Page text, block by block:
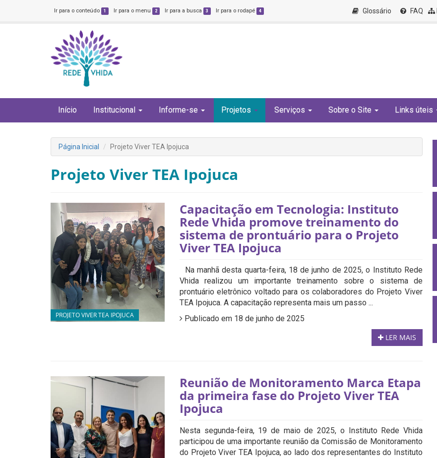
Ir para o conteúdo 1 Ir para o menu 2 Ir para a busca 3 Ir para o rodapé 4 Glossário FAQ
Início Institucional Informe-se Projetos Serviços Sobre o Site Links úteis
Página Inicial Projeto Viver TEA Ipojuca
Projeto Viver TEA Ipojuca
PROJETO VIVER TEA IPOJUCA
Capacitação em Tecnologia: Instituto
Rede Vhida promove treinamento do
sistema de prontuário para o Projeto
Viver TEA Ipojuca
Na manhã desta quarta-feira, 18 de junho de 2025, o Instituto Rede
Vhida realizou um importante treinamento sobre o sistema de
prontuário eletrônico voltado para os colaboradores do Projeto Viver
TEA Ipojuca. A capacitação representa mais um passo ...
Publicado em 18 de junho de 2025
LER MAIS
Reunião de Monitoramento Marca Etapa
da primeira fase do Projeto Viver TEA
Ipojuca
Nesta segunda-feira, 19 de maio de 2025, o Instituto Rede Vhida
participou de uma importante reunião da Comissão de Monitoramento
do Projeto Viver TEA Ipojuca, ao lado dos representantes do Instituto